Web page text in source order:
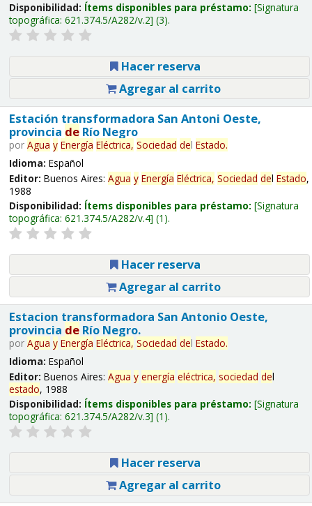
Disponibilidad: Ítems disponibles para préstamo: Signatura
topográfica: 621.374.5/A282/v.2 (3).
Hacer reserva
Agregar al carrito
Estación transformadora San Antoni Oeste,
provincia deRío Negro
por Agua y Energía Eléctrica, Sociedad del Estado.
Idioma: Español
Editor: Buenos Aires: Agua y Energía Eléctrica, Sociedad del Estado,
1988
Disponibilidad: Ítems disponibles para préstamo: Signatura
topográfica: 621.374.5/A282/v.4 (1).
Hacer reserva
Agregar al carrito
Estacion transformadora San Antonio Oeste,
provincia deRío Negro.
por Agua y Energía Eléctrica, Sociedad del Estado.
Idioma: Español
Editor: Buenos Aires: Agua y energía eléctrica, sociedad del
estado, 1988
Disponibilidad: Ítems disponibles para préstamo: Signatura
topográfica: 621.374.5/A282/v.3 (1).
Hacer reserva
Agregar al carrito